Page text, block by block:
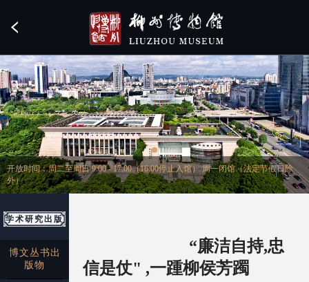
开放时间：周二至周日 9:00 - 17:00（16:00停止入馆） 周一闭馆（法定节假日除
外）
学术研究出版
博文丛书出
版物
“廉洁自持,忠
信是仗" ,一踵柳侯芳躅